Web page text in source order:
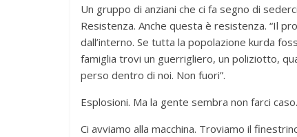
Un gruppo di anziani che ci fa segno di
Resistenza. Anche questa è resistenza. “Il
dall’interno. Se tutta la popolazione kurda
famiglia trovi un guerrigliero, un poliziotto,
perso dentro di noi. Non fuori”.
Esplosioni. Ma la gente sembra non farci
Ci avviamo alla macchina. Troviamo il